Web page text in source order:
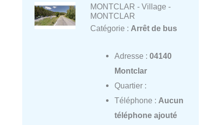
MONTCLAR - Village -
MONTCLAR
Catégorie : Arrêt de bus
Adresse : 04140
Montclar
Quartier :
Téléphone : Aucun
téléphone ajouté